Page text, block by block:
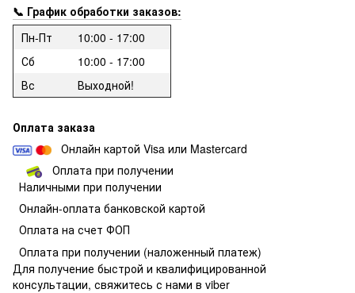
📞 График обработки заказов:
Пн-Пт
10:00 - 17:00
Сб
10:00 - 17:00
Вс
Выходной!
Оплата заказа
Онлайн картой Visa или Mastercard
Оплата при получении
Наличными при получении
Онлайн-оплата банковской картой
Оплата на счет ФОП
Оплата при получении (наложенный платеж)
Для получение быстрой и квалифицированной
консультации, свяжитесь с нами в viber